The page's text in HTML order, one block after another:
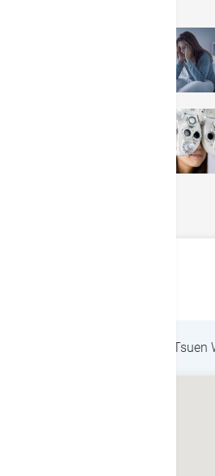
199 Tsuen King Circuit, Tsuen